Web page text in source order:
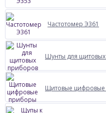
Частотомер Э361
Шунты для
Щитовые